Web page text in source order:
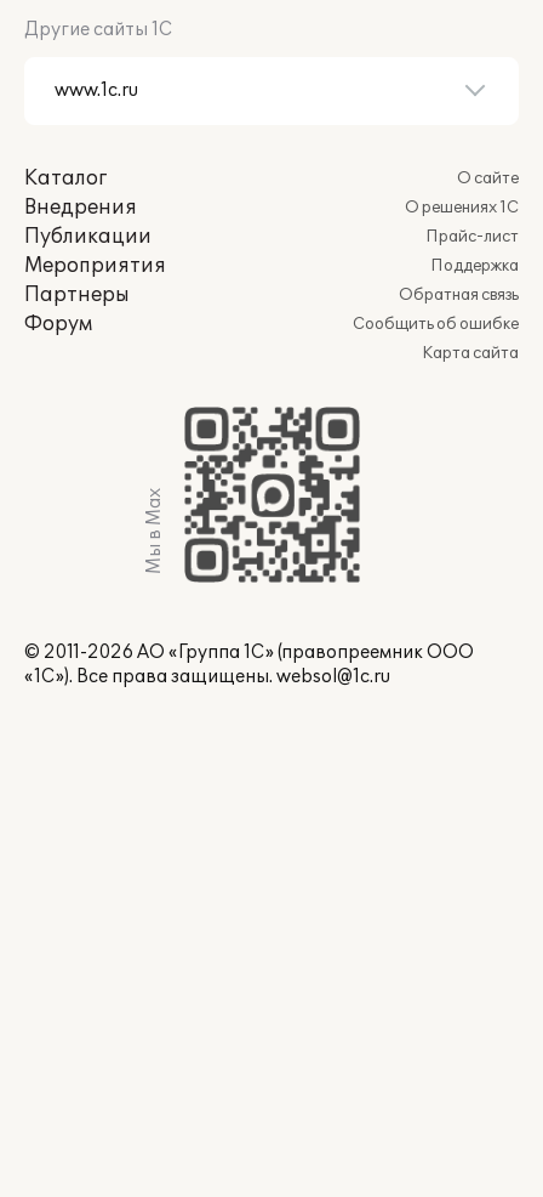
Другие сайты 1С
Каталог
Внедрения
Публикации
Мероприятия
Партнеры
Форум
О сайте
О решениях 1С
Прайс-лист
Поддержка
Обратная связь
Сообщить об ошибке
Карта сайта
Мы в Max
© 2011-2026 АО «Группа 1С» (правопреемник ООО
«1С»). Все права защищены. websol@1c.ru